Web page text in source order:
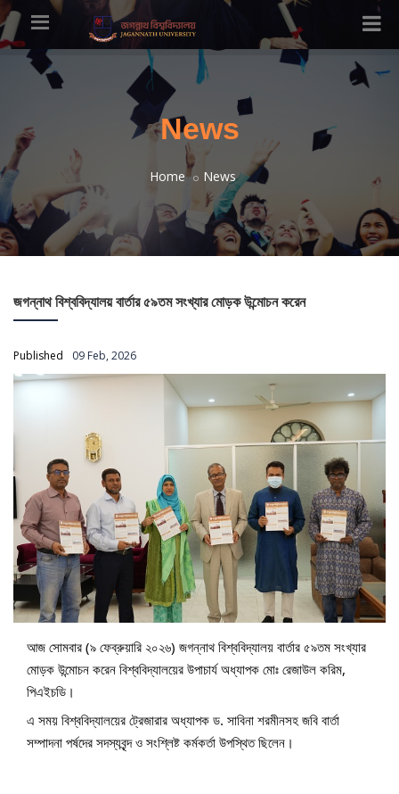
News
Home News
জগন্নাথ বিশ্ববিদ্যালয় বার্তার ৫৯তম সংখ্যার মোড়ক উন্মোচন করেন
Published 09 Feb, 2026
আজ সোমবার (৯ ফেব্রুয়ারি ২০২৬) জগন্নাথ বিশ্ববিদ্যালয় বার্তার ৫৯তম সংখ্যার
মোড়ক উন্মোচন করেন বিশ্ববিদ্যালয়ের উপাচার্য অধ্যাপক মোঃ রেজাউল করিম,
পিএইচডি।
এ সময় বিশ্ববিদ্যালয়ের ট্রেজারার অধ্যাপক ড. সাবিনা শরমীনসহ জবি বার্তা
সম্পাদনা পর্ষদের সদস্যবৃন্দ ও সংশ্লিষ্ট কর্মকর্তা উপস্থিত ছিলেন।